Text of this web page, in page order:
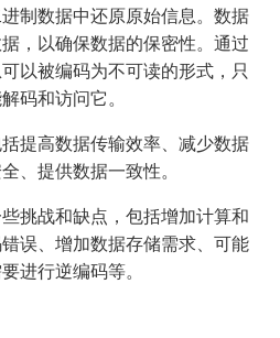
制数据中还原原始信息。数据
，以确保数据的保密性。通过
以被编码为不可读的形式，只
码和访问它。
括提高数据传输效率、减少数据
、提供数据一致性。
挑战和缺点，包括增加计算和
误、增加数据存储需求、可能
进行逆编码等。